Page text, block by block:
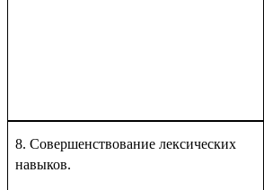
8. Совершенствование лексических
навыков.